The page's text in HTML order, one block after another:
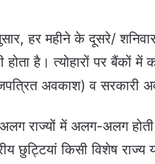
हर महीने के दूसरे/
होता है। त्योहारों पर बैंकों
अवकाश) व सरकारी
राज्यों में अलग-अलग
छुट्टियां किसी विशेष राज्य